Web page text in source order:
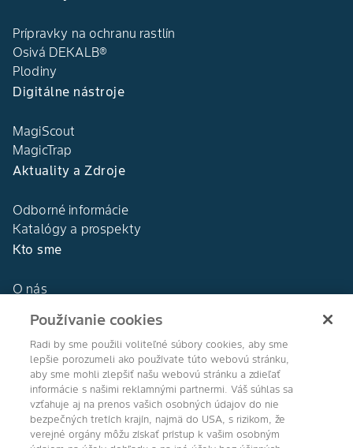
Prípravky na ochranu rastlín
Osivá DEKALB®
Plodiny
Digitálne nástroje
MagiScout
MagicTrap
Aktuality a Zdroje
Odborné informácie
Katalógy a prospekty
Kto sme
O nás
DEKALB®
Naše hodnoty
Agro Bayer
Používanie cookies
Radi by sme použili voliteľné súbory cookies, aby sme
lepšie porozumeli ako používate túto webovú stránku,
aby sme mohli zlepšiť našu webovú stránku a zdieľať
informácie s našimi reklamnými partnermi. Váš súhlas sa
vzťahuje aj na prenos vašich osobných údajov do nie
bezpečných tretích krajín, najmä do USA, s rizikom, že
verejné orgány môžu získať prístup k vašim osobným